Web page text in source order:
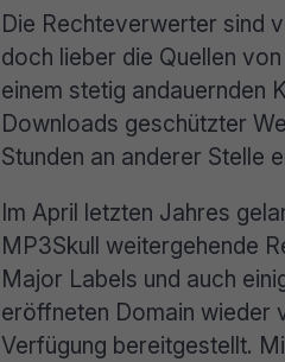
Die Rechteverwerter sind
doch lieber die Quellen
einem stetig andauernden
Downloads geschützter
Stunden an anderer Stelle
Im April letzten Jahres
MP3Skull weitergehende
Major Labels und auch
eröffneten Domain wieder
Verfügung bereitgestellt.